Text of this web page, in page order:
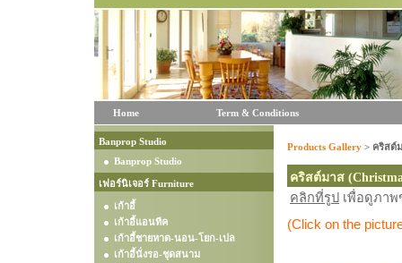
Home Term & Conditions
Banprop Studio
Banprop Studio
เฟอร์นิเจอร์ Furniture
เก้าอี้
เก้าอี้แอนทีค
เก้าอี้ชายหาด-นอน-โยก-เปล
เก้าอี้นั่งรอ-ชุดสนาม
Products Gallery > คริสต์
คริสต์มาส
คลิกที่รูป
เพื่อดูภา
(Click on the